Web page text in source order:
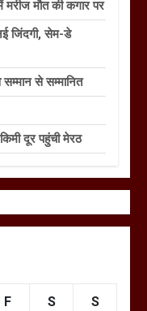
मरीज मौत की कगार पर
जिंदगी, सेम-डे
सम्मान से सम्मानित
दूर पहुंची मेरठ
F S S